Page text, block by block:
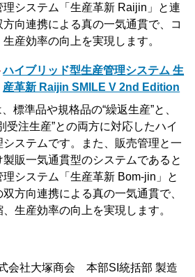
理システム「生産革新 Raijin」と連
向連携による真の一気通貫で、コ
産効率の向上を実現します。
ハイブリッド型生産管理システム 生
産革新 Raijin SMILE V 2nd Edition
標準品や規格品の“繰返生産”と、
受注生産”との両方に対応したハイ
ステムです。また、販売管理と一
販一気通貫型のシステムであると
システム「生産革新 Bom-jin」と
方向連携による真の一気通貫で、
生産効率の向上を実現します。
会社大塚商会 本部SI統括部 製造